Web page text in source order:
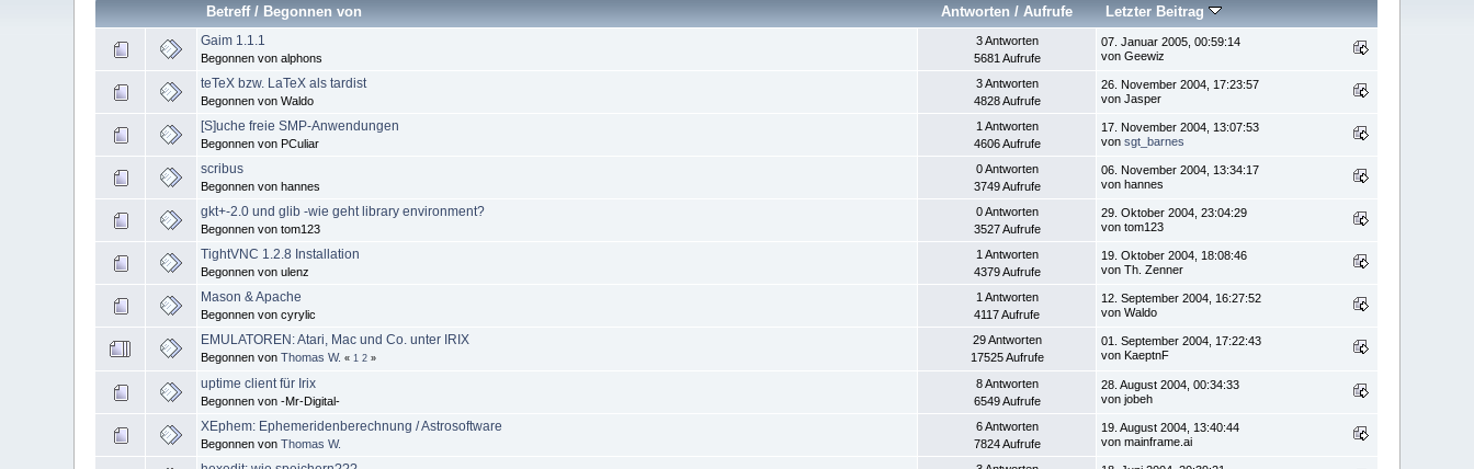
Betreff/Begonnen von Antworten/ Aufrufe Letzter Beitrag
Gaim 1.1.1
Begonnen von alphons
3 Antworten
5681 Aufrufe
07. Januar 2005, 00:59:14
von Geewiz
teTeX bzw. LaTeX als tardist
Begonnen von Waldo
3 Antworten
4828 Aufrufe
26. November 2004, 17:23:57
von Jasper
[S]uche freie SMP-Anwendungen
Begonnen von PCuliar
1 Antworten
4606 Aufrufe
17. November 2004, 13:07:53
vonsgt_barnes
scribus
Begonnen von hannes
0 Antworten
3749 Aufrufe
06. November 2004, 13:34:17
von hannes
gkt+-2.0 und glib -wie geht library environment?
Begonnen von tom123
0 Antworten
3527 Aufrufe
29. Oktober 2004, 23:04:29
von tom123
TightVNC 1.2.8 Installation
Begonnen von ulenz
1 Antworten
4379 Aufrufe
19. Oktober 2004, 18:08:46
von Th. Zenner
Mason & Apache
Begonnen von cyrylic
1 Antworten
4117 Aufrufe
12. September 2004, 16:27:52
von Waldo
EMULATOREN: Atari, Mac und Co. unter IRIX
Begonnen vonThomas W. « 1 2 »
29 Antworten
17525 Aufrufe
01. September 2004, 17:22:43
von KaeptnF
uptime client für Irix
Begonnen von -Mr-Digital-
8 Antworten
6549 Aufrufe
28. August 2004, 00:34:33
von jobeh
XEphem: Ephemeridenberechnung / Astrosoftware
Begonnen vonThomas W.
6 Antworten
7824 Aufrufe
19. August 2004, 13:40:44
von mainframe.ai